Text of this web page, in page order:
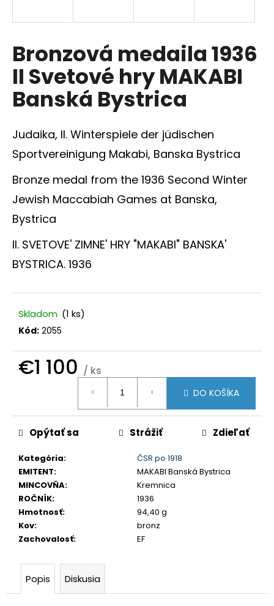
Bronzová medaila 1936
II Svetové hry MAKABI
Banská Bystrica
Judaika, II. Winterspiele der jüdischen
Sportvereinigung Makabi, Banska Bystrica
Bronze medal from the 1936 Second Winter
Jewish Maccabiah Games at Banska,
Bystrica
II. SVETOVE' ZIMNE' HRY "MAKABI" BANSKA'
BYSTRICA. 1936
Skladom (1 ks)
Kód: 2055
€1 100 / ks
DO KOŠÍKA
Kategória:
ČSR po 1918
EMITENT:
MAKABI Banská Bystrica
MINCOVŇA:
Kremnica
ROČNÍK:
1936
Hmotnosť:
94,40 g
Kov:
bronz
Zachovalosť: EF
Opýtať sa Strážiť Zdieľať
Popis Diskusia
s
ť
?
HĽADAŤ
O
d
p
o
ú
a
m
e
SLOVENSKO
20
EURO
€70